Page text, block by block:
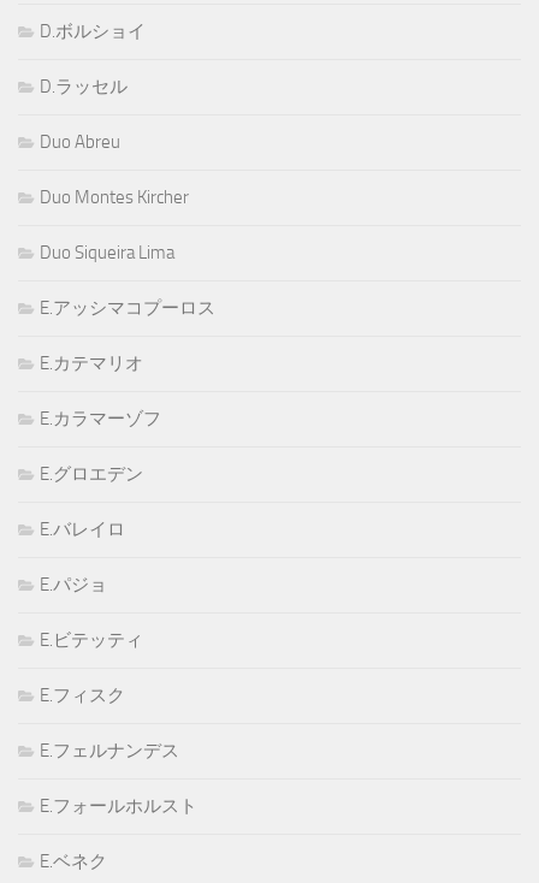
D.ボルショイ
D.ラッセル
Duo Abreu
Duo Montes Kircher
Duo Siqueira Lima
E.アッシマコプーロス
E.カテマリオ
E.カラマーゾフ
E.グロエデン
E.バレイロ
E.パジョ
E.ビテッティ
E.フィスク
E.フェルナンデス
E.フォールホルスト
E.ベネク